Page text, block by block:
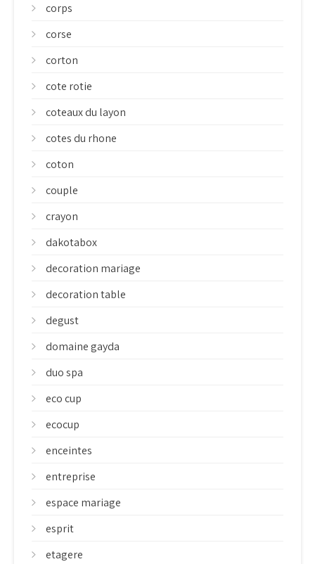
corps
corse
corton
cote rotie
coteaux du layon
cotes du rhone
coton
couple
crayon
dakotabox
decoration mariage
decoration table
degust
domaine gayda
duo spa
eco cup
ecocup
enceintes
entreprise
espace mariage
esprit
etagere